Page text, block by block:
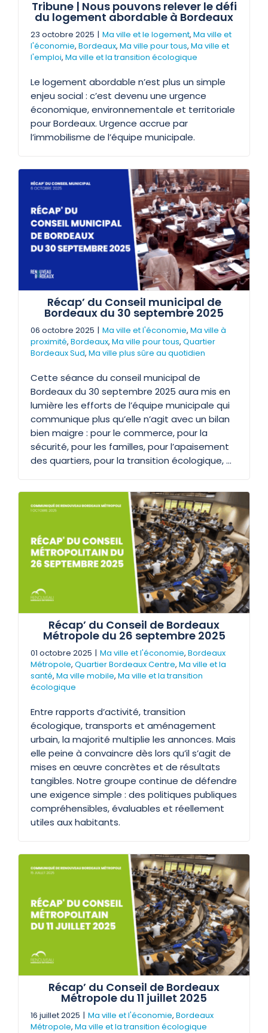
Tribune | Nous pouvons relever le défi
du logement abordable à Bordeaux
23 octobre 2025 | Ma ville et le logement, Ma ville et
l'économie, Bordeaux, Ma ville pour tous, Ma ville et
l'emploi, Ma ville et la transition écologique
Le logement abordable n’est plus un simple
enjeu social : c’est devenu une urgence
économique, environnementale et territoriale
pour Bordeaux. Urgence accrue par
l’immobilisme de l’équipe municipale.
Récap’ du Conseil municipal de
Bordeaux du 30 septembre 2025
06 octobre 2025 | Ma ville et l'économie, Ma ville à
proximité, Bordeaux, Ma ville pour tous, Quartier
Bordeaux Sud, Ma ville plus sûre au quotidien
Cette séance du conseil municipal de
Bordeaux du 30 septembre 2025 aura mis en
lumière les efforts de l’équipe municipale qui
communique plus qu’elle n’agit avec un bilan
bien maigre : pour le commerce, pour la
sécurité, pour les familles, pour l’apaisement
des quartiers, pour la transition écologique, …
Récap’ du Conseil de Bordeaux
Métropole du 26 septembre 2025
01 octobre 2025 | Ma ville et l'économie, Bordeaux
Métropole, Quartier Bordeaux Centre, Ma ville et la
santé, Ma ville mobile, Ma ville et la transition
écologique
Entre rapports d’activité, transition
écologique, transports et aménagement
urbain, la majorité multiplie les annonces. Mais
elle peine à convaincre dès lors qu’il s’agit de
mises en œuvre concrètes et de résultats
tangibles. Notre groupe continue de défendre
une exigence simple : des politiques publiques
compréhensibles, évaluables et réellement
utiles aux habitants.
Récap’ du Conseil de Bordeaux
Métropole du 11 juillet 2025
16 juillet 2025 | Ma ville et l'économie, Bordeaux
Métropole, Ma ville et la transition écologique